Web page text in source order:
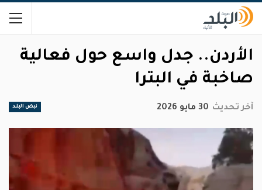
الأردن.. جدل واسع حول فعالية
صاخبة في البترا
نبض البلد آخر تحديث 30 مايو 2026